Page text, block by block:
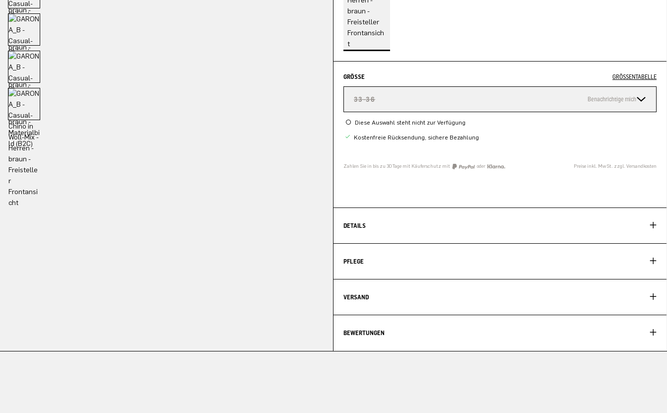
GRÖSSE GRÖSSENTABELLE
33-36 Benachrichtige mich
Diese Auswahl steht nicht zur Verfügung
Kostenfreie Rücksendung, sichere Bezahlung
Zahlen Sie in bis zu 30 Tage mit Käuferschutz mit oder Preise inkl. MwSt. zzgl. Versandkosten
DETAILS
PFLEGE
VERSAND
BEWERTUNGEN